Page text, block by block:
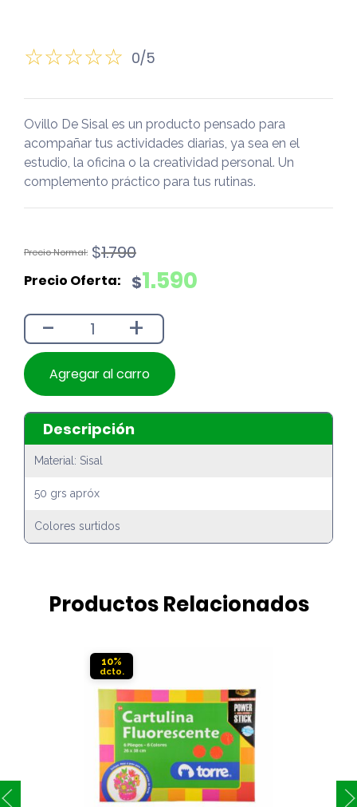
0/5
Ovillo De Sisal es un producto pensado para
acompañar tus actividades diarias, ya sea en el
estudio, la oficina o la creatividad personal. Un
complemento práctico para tus rutinas.
$1.790
El
original
$1.790.
$1.590
El
actual
$1.590.
- +
Agregar al carro
Descripción
Material: Sisal
50 grs apróx
Colores surtidos
Productos Relacionados
10%